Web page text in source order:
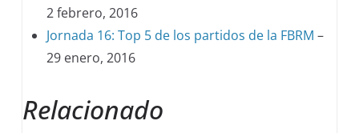
2 febrero, 2016
Jornada 16: Top 5 de los partidos de la FBRM –
29 enero, 2016
Relacionado